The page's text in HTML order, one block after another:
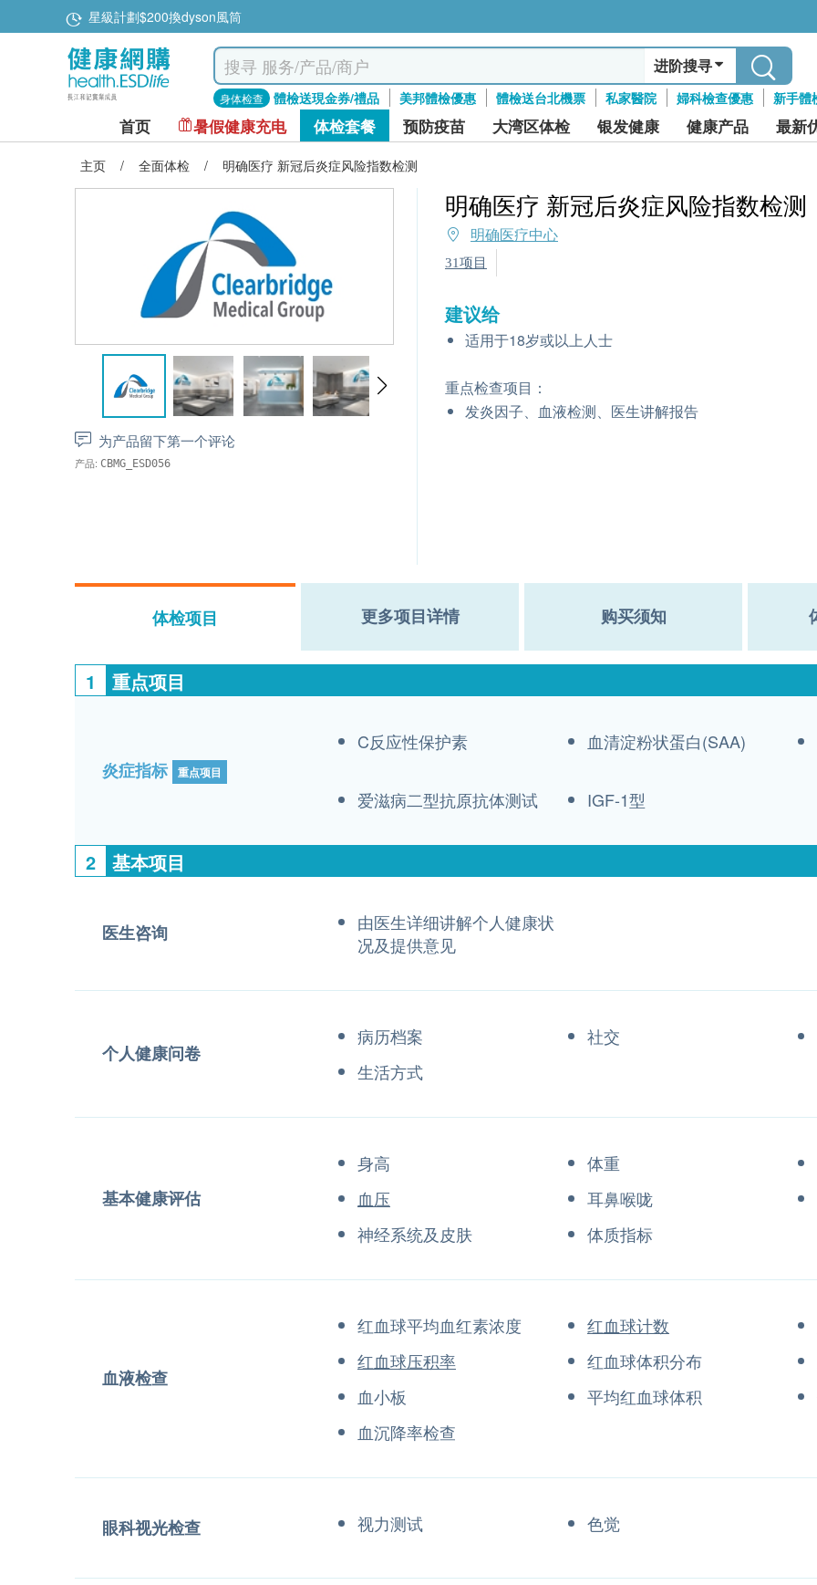
星級計劃$200換dyson風筒
进阶搜寻
身体检查 體檢送現金券/禮品 美邦體檢優惠 體檢送台北機票 私家醫院 婦科檢查優惠 新手體
首页 暑假健康充电 体检套餐 预防疫苗 大湾区体检 银发健康 健康产品 最新
主页 / 全面体检 / 明确医疗 新冠后炎症风险指数检测
为产品留下第一个评论
产品: CBMG_ESD056
明确医疗 新冠后炎症风险指数检测
明确医疗中心
31项目
建议给
适用于18岁或以上人士
重点检查项目：
发炎因子、血液检测、医生讲解报告
体检项目 更多项目详情 购买须知
1 重点项目
炎症指标 重点项目
C反应性保护素 血清淀粉状蛋白(SAA)
爱滋病二型抗原抗体测试
IGF-1型
2 基本项目
医生咨询
由医生详细讲解个人健康状
况及提供意见
个人健康问卷
病历档案 社交
生活方式
基本健康评估
身高 体重
血压
耳鼻喉咙
神经系统及皮肤
体质指标
血液检查
红血球平均血红素浓度 红血球计数
红血球压积率
红血球体积分布
血小板
平均红血球体积
血沉降率检查
眼科视光检查 视力测试 色觉